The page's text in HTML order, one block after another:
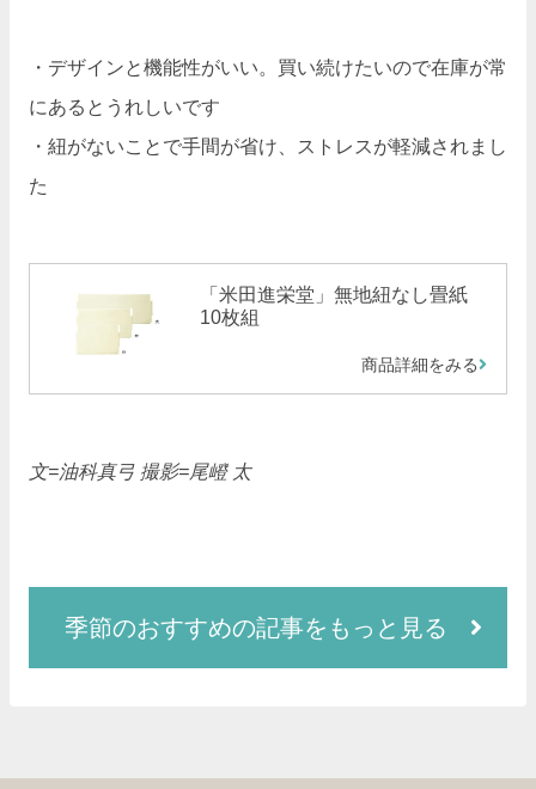
・デザインと機能性がいい。買い続けたいので在庫が常
にあるとうれしいです
・紐がないことで手間が省け、ストレスが軽減されまし
た
「米田進栄堂」無地紐なし畳紙
10枚組
商品詳細をみる
文=油科真弓 撮影=尾嶝 太
季節のおすすめの記事をもっと見る